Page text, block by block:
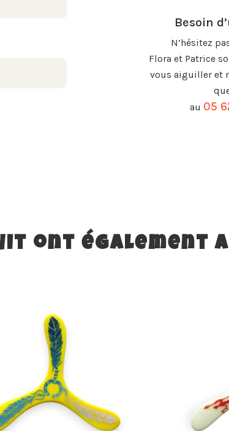
Besoin
N’hésitez
Flora et Patrice
vous aiguiller et
au 05
ont également